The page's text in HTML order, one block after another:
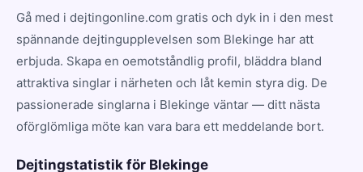
Gå med i dejtingonline.com gratis och dyk in i den mest
spännande dejtingupplevelsen som Blekinge har att
erbjuda. Skapa en oemotståndlig profil, bläddra bland
attraktiva singlar i närheten och låt kemin styra dig. De
passionerade singlarna i Blekinge väntar — ditt nästa
oförglömliga möte kan vara bara ett meddelande bort.
Dejtingstatistik för Blekinge